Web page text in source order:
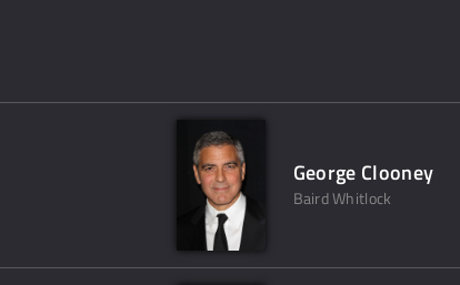
George Clooney
Baird Whitlock